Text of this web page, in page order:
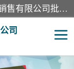
【1分钟前更新】盐山洛龙体育器材销售有限公司批量供应：300米障碍器材、400米障碍器材、部队训练器材、双杠、体操垫、舞蹈把杆等产品。盐山洛龙体育器材销售有限公司经过多年的发展，集研发，生产，销售，售后服务为一体. 奉行“质量，信誉，服务”的宗旨，以开拓创新的精神和真诚守信的态度积极进取。
司